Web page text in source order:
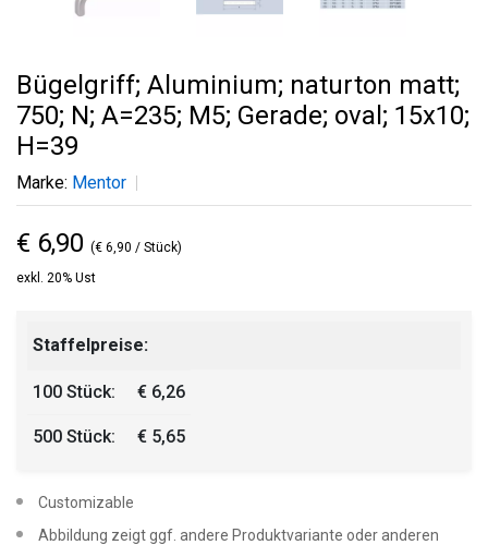
Bügelgriff; Aluminium; naturton matt;
750; N; A=235; M5; Gerade; oval; 15x10;
H=39
Marke: Mentor
€ 6,90 (€ 6,90 / Stück)
exkl. 20% Ust
Staffelpreise:
100 Stück: € 6,26
500 Stück: € 5,65
Customizable
Abbildung zeigt ggf. andere Produktvariante oder anderen